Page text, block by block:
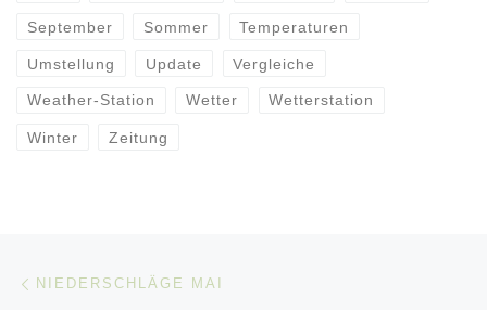
September Sommer Temperaturen
Umstellung Update Vergleiche
Weather-Station Wetter Wetterstation
Winter Zeitung
Beitragsnavigation
NIEDERSCHLÄGE MAI